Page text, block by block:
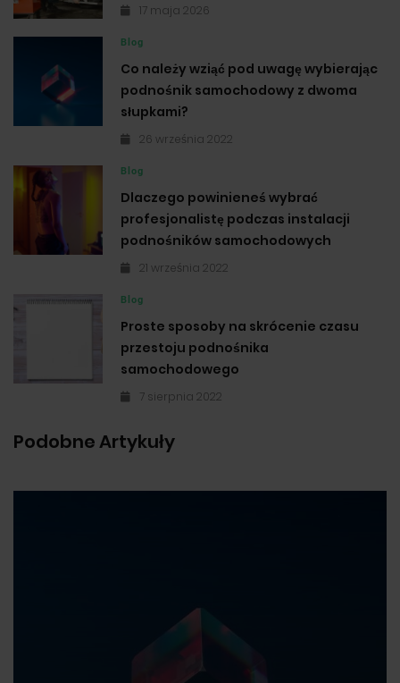
17 maja 2026
Blog
Co należy wziąć pod uwagę wybierając
podnośnik samochodowy z dwoma
słupkami?
26 września 2022
Blog
Dlaczego powinieneś wybrać
profesjonalistę podczas instalacji
podnośników samochodowych
21 września 2022
Blog
Proste sposoby na skrócenie czasu
przestoju podnośnika
samochodowego
7 sierpnia 2022
Podobne Artykuły